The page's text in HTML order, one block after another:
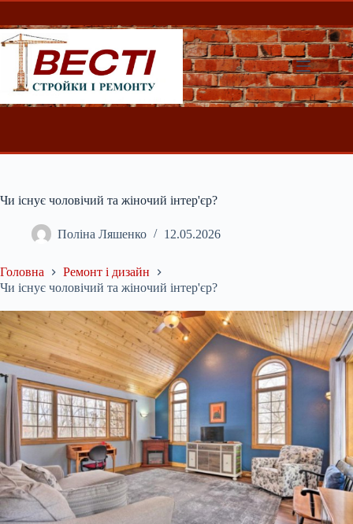
Перейти
вмісту
Чи існує чоловічий та жіночий інтер'єр?
Поліна Ляшенко 12.05.2026
Головна
Ремонт і дизайн
Чи існує чоловічий та жіночий інтер'єр?